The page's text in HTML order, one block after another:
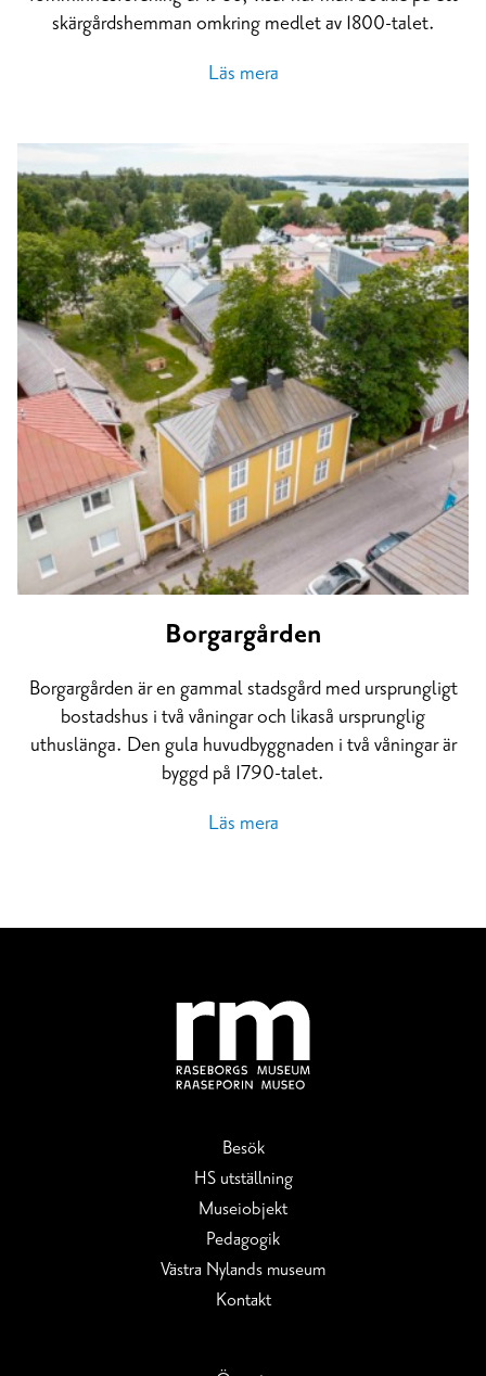
skärgårdshemman omkring medlet av 1800-talet.
Läs mera
Borgargården
Borgargården är en gammal stadsgård med ursprungligt
bostadshus i två våningar och likaså ursprunglig
uthuslänga. Den gula huvudbyggnaden i två våningar är
byggd på 1790-talet.
Läs mera
Besök
HS utställning
Museiobjekt
Pedagogik
Västra Nylands museum
Kontakt